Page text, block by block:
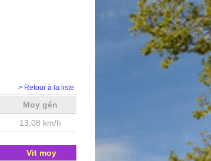
> Retour à la liste
Moy gén
13,08 km/h
Vit moy